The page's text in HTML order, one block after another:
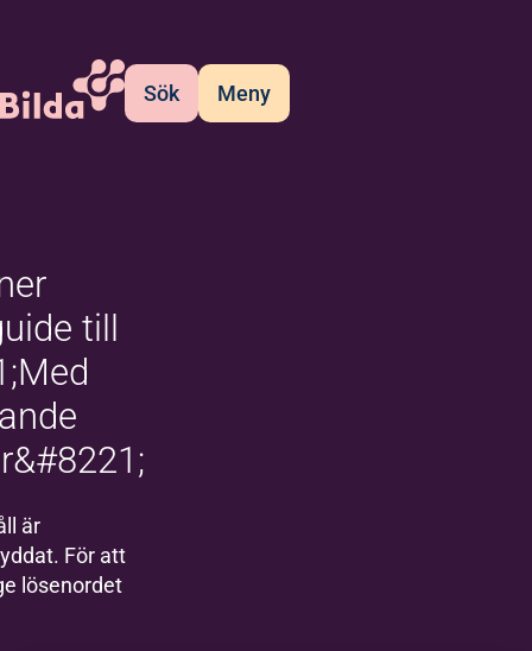
Sök Meny
till
är
För att
lösenordet